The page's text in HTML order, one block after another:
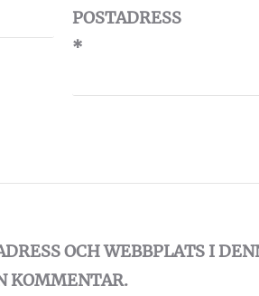
POSTADRESS
*
OCH WEBBPLATS I
KOMMENTAR.